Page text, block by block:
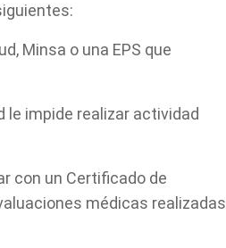
¿Cómo
ayudar?
Minsa o una EPS que
impide realizar actividad
con un Certificado de
médicas realizadas